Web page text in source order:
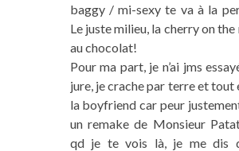
baggy / mi-sexy te va à la
Le juste milieu, la cherry on
au chocolat!
Pour ma part, je n’ai jms
jure, je crache par terre et
la boyfriend car peur
un remake de Monsieur
qd je te vois là, je me dis